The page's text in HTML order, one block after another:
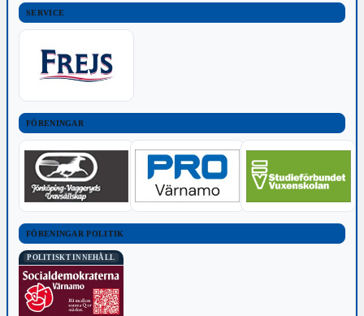
SERVICE
FÖRENINGAR
FÖRENINGAR POLITIK
POLITISKT INNEHÅLL